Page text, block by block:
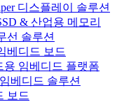
디스플레이 솔루션
& 산업용 메모리
선 솔루션
베디드 보드
용 임베디드 플랫폼
베디드 솔루션
보드